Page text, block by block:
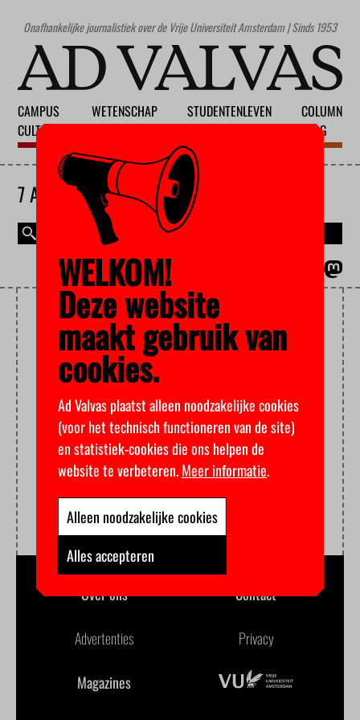
Onafhankelijke journalistiek over de Vrije Universiteit Amsterdam | Sinds 1953
CAMPUS
CULTUUR
WETENSCHAP
STUDENTENLEVEN
COLUMN
BLOG
7 AUGUSTUS 2026
STUDENTENDECANEN
Over ons Contact
Advertenties Privacy
Magazines
WELKOM!
Deze website
maakt gebruik van
cookies.
Ad Valvas plaatst alleen noodzakelijke cookies
(voor het technisch functioneren van de site)
en statistiek-cookies die ons helpen de
website te verbeteren.Meer informatie.
Alleen noodzakelijke cookies
Alles accepteren